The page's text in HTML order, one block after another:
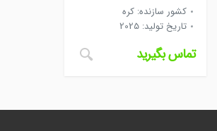
کشور سازنده: کره
تاریخ تولید:
2025
تماس بگیرید